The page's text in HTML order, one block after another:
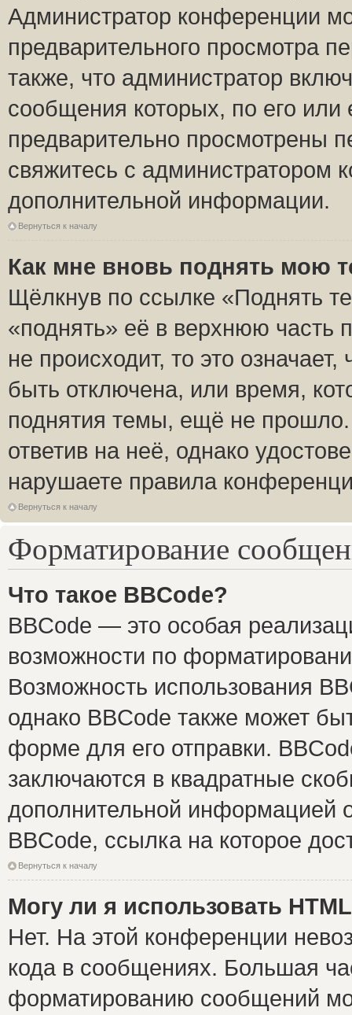
Администратор конференции
предварительного просмотра
также, что администратор
сообщения которых, по его
предварительно просмотрены
свяжитесь с администратором
дополнительной информации.
Вернуться к началу
Как мне вновь поднять мою
Щёлкнув по ссылке «Поднять
«поднять» её в верхнюю часть
не происходит, то это
быть отключена, или время,
поднятия темы, ещё не
ответив на неё, однако
нарушаете правила
Вернуться к началу
Форматирование
Что такое BBCode?
BBCode — это особая
возможности по
Возможность использования
однако BBCode также может
форме для его отправки.
заключаются в квадратные
дополнительной информацией
BBCode, ссылка на которое
Вернуться к началу
Могу ли я использовать
Нет. На этой конференции
кода в сообщениях. Большая
форматированию сообщений